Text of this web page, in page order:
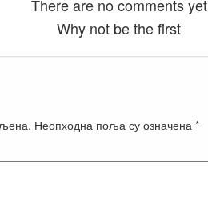
There are no comments yet
Why not be the first
Неопходна поља су означена *